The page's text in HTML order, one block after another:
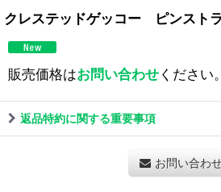
クレステッドゲッコー ピンスト
販売価格はお問い合わせください。
返品特約に関する重要事項
お問い合わ